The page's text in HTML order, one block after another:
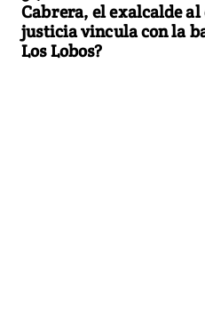
Cabrera, el exalcalde al
justicia vincula con la
Los Lobos?